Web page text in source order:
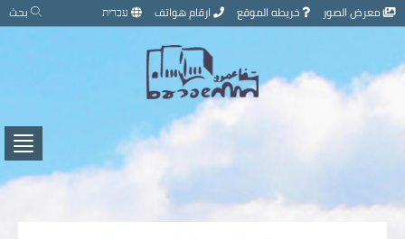
تخطي
إلى
الصفحة
معرض الصور خريطه الموقع ارقام هواتف עברית بحث
لفتح
/